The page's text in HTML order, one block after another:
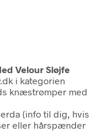
Velour Sløjfe
i kategorien
knæstrømper med
(info til dig, hvis
eller hårspænder